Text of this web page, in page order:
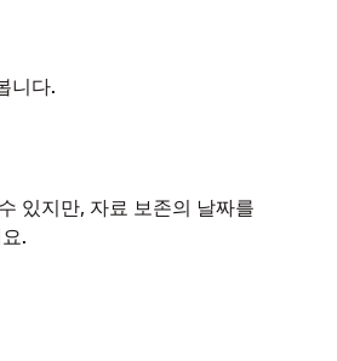
니다.
있지만, 자료 보존의 날짜를
.